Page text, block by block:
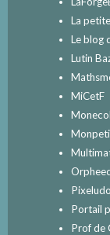
La
Le blog
Lutin
MiCetF
Pixeludo
Portail
Prof de